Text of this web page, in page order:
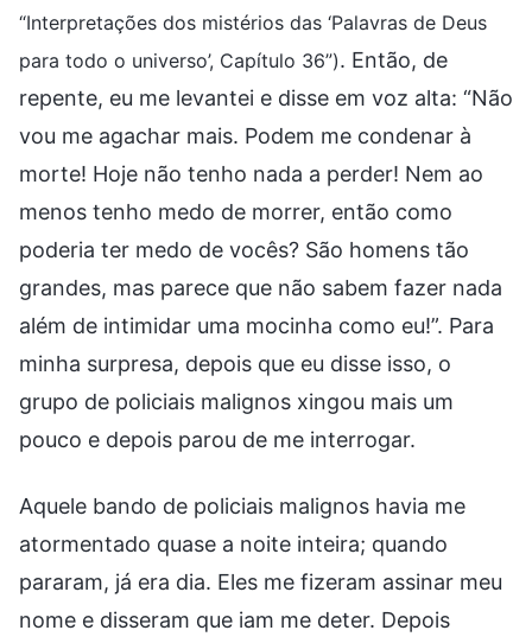
“Interpretações dos mistérios das ‘Palavras de Deus
para todo o universo’, Capítulo 36”). Então, de
repente, eu me levantei e disse em voz alta: “Não
vou me agachar mais. Podem me condenar à
morte! Hoje não tenho nada a perder! Nem ao
menos tenho medo de morrer, então como
poderia ter medo de vocês? São homens tão
grandes, mas parece que não sabem fazer nada
além de intimidar uma mocinha como eu!”. Para
minha surpresa, depois que eu disse isso, o
grupo de policiais malignos xingou mais um
pouco e depois parou de me interrogar.
Aquele bando de policiais malignos havia me
atormentado quase a noite inteira; quando
pararam, já era dia. Eles me fizeram assinar meu
nome e disseram que iam me deter. Depois